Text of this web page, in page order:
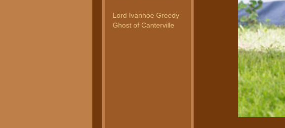
Lord Ivanhoe Greedy
Ghost of Canterville